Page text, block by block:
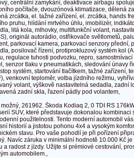
centrální zamykání, deaktivace airbagu
počítače, dvouzónová klimatizace, dělená
zrcátka, el. tažné zařízení, el. zrcátka, hands
pruhu, hlídání mrtvého úhlu, imobilizér,
litá kola, mlhovky, multifunkční volant,
originál autorádio, ostřikovače světlometů,
parkovací kamera, parkovací senzory
posilovač řízení, protiprokluzový systém kol
regulace tuhosti podvozku, repro,
senzor tlaku v pneumatikách, sledování únavy
systém, startování tlačítkem, tažné zařízení,
venkovní teploměr, volba jízdního režimu,
volant, výškově nastavitelná sedadla, zadní
zadní skla, řazení pádly pod volantem,
možný, 261962. Škoda Kodiaq 2, 0 TDI RS
SUV, které představuje dokonalou
použitelnosti. Tento moderní automobil
historií a jistotou pohonu 4x4 a vysokým
stavu. Pro vaše pohodlí je při pořízení
Navíc záruka v minimální hodnotě 10.000 Kč
a radost z jízdy. Užijte si prémiové cestování,
automobilem.,